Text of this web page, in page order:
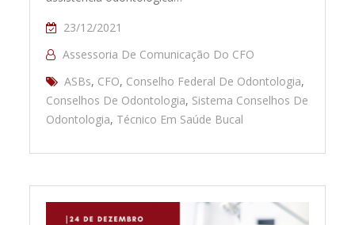
23/12/2021
Assessoria De Comunicação Do CFO
ASBs, CFO, Conselho Federal De Odontologia,
Conselhos De Odontologia, Sistema Conselhos De
Odontologia, Técnico Em Saúde Bucal